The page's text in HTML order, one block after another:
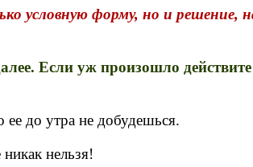
форму, но и решение,
Если уж произошло
до утра не добудешься.
нельзя!